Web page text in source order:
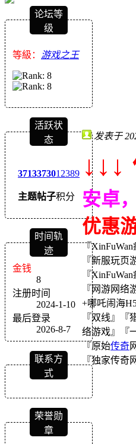
论坛等
级
等級： 游戏之王
活跃状
态
3713
主题
3730
帖子
12389
积分
时间轨
迹
金钱
8
注册时间
2024-1-10
最后登录
2026-8-7
联系方
式
荣誉勋
章
发表于
安卓
优惠
『
『新服玩页
『
『网游网
+哪吒闹海
『双线』
络游戏』『
『原始传奇
『独家传奇